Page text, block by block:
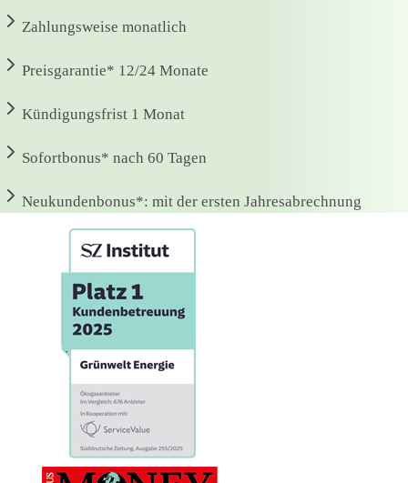
Zahlungsweise monatlich
Preisgarantie* 12/24 Monate
Kündigungsfrist 1 Monat
Sofortbonus* nach 60 Tagen
Neukundenbonus*: mit der ersten Jahresabrechnung